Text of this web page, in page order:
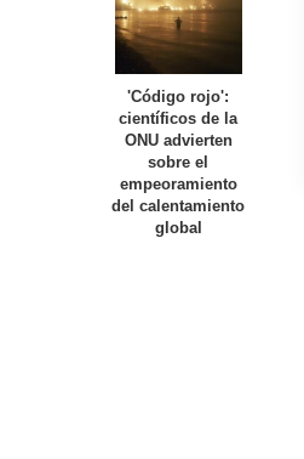
'Código rojo':
científicos de la
ONU advierten
sobre el
empeoramiento
del calentamiento
global